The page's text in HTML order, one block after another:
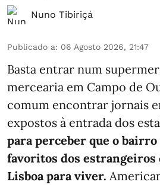
Nuno Tibiriçá
Publicado a: 06 Agosto 2026, 21:47
Basta entrar num
mercearia em Campo de
comum encontrar jornais
expostos à entrada dos
para perceber que o
favoritos dos estrangeiros
Lisboa para viver.